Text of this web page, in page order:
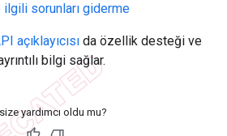
sorunları giderme
açıklayıcısı da özellik desteği ve
bilgi sağlar.
yardımcı oldu mu?